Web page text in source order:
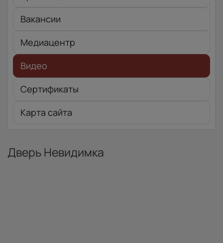
Вакансии
Медиацентр
Видео
Сертификаты
Карта сайта
Дверь Невидимка